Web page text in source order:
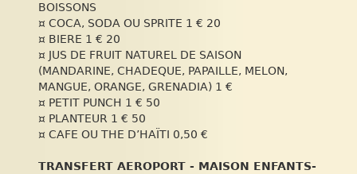
BOISSONS
¤ COCA, SODA OU SPRITE 1 € 20
¤ BIERE 1 € 20
¤ JUS DE FRUIT NATUREL DE SAISON
(MANDARINE, CHADEQUE, PAPAILLE, MELON,
MANGUE, ORANGE, GRENADIA) 1 €
¤ PETIT PUNCH 1 € 50
¤ PLANTEUR 1 € 50
¤ CAFE OU THE D’HAÏTI 0,50 €
TRANSFERT AEROPORT - MAISON ENFANTS-